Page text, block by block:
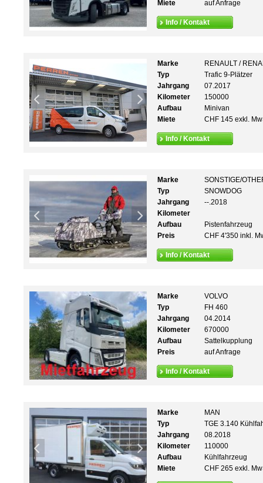
Miete
auf Anfrage
Info / Kontakt
Marke
RENAULT /
Typ
Trafic 9-Plätzer
Jahrgang
07.2017
Kilometer
150000
Aufbau
Minivan
Miete
CHF 145 exkl.
Info / Kontakt
Marke
SONSTIGE/
Typ
SNOWDOG
Jahrgang
--.2018
Kilometer
Aufbau
Pistenfahrzeug
Preis
CHF 4'350 inkl.
Info / Kontakt
Marke
VOLVO
Typ
FH 460
Jahrgang
04.2014
Kilometer
670000
Aufbau
Sattelkupplung
Preis
auf Anfrage
Info / Kontakt
Marke
MAN
Typ
TGE 3.140
Jahrgang
08.2018
Kilometer
110000
Aufbau
Kühlfahrzeug
Miete
CHF 265 exkl.